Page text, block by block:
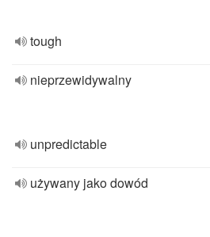
tough
nieprzewidywalny
unpredictable
używany jako dowód